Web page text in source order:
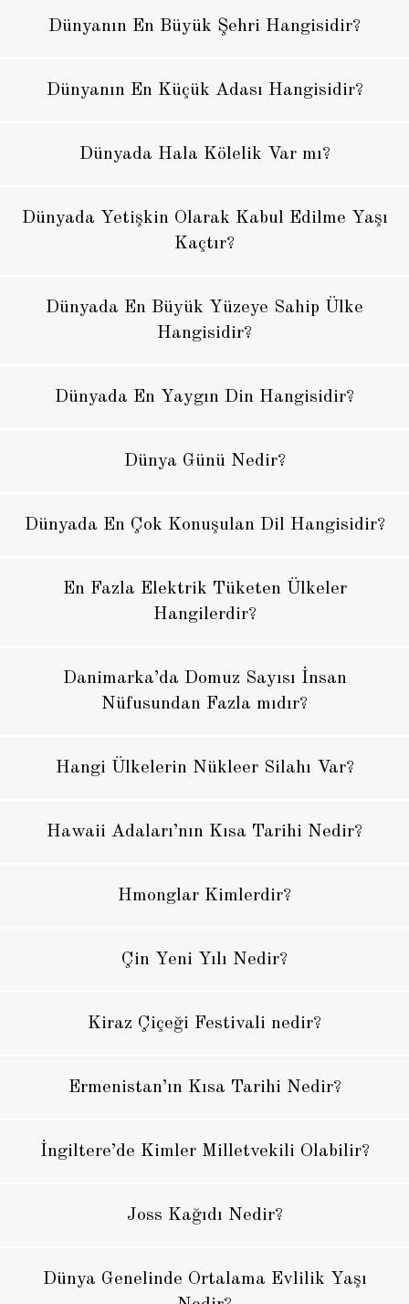
Dünyanın En Büyük Şehri Hangisidir?
Dünyanın En Küçük Adası Hangisidir?
Dünyada Hala Kölelik Var mı?
Dünyada Yetişkin Olarak Kabul Edilme Yaşı
Kaçtır?
Dünyada En Büyük Yüzeye Sahip Ülke
Hangisidir?
Dünyada En Yaygın Din Hangisidir?
Dünya Günü Nedir?
Dünyada En Çok Konuşulan Dil Hangisidir?
En Fazla Elektrik Tüketen Ülkeler
Hangilerdir?
Danimarka’da Domuz Sayısı İnsan
Nüfusundan Fazla mıdır?
Hangi Ülkelerin Nükleer Silahı Var?
Hawaii Adaları’nın Kısa Tarihi Nedir?
Hmonglar Kimlerdir?
Çin Yeni Yılı Nedir?
Kiraz Çiçeği Festivali nedir?
Ermenistan’ın Kısa Tarihi Nedir?
İngiltere’de Kimler Milletvekili Olabilir?
Joss Kağıdı Nedir?
Dünya Genelinde Ortalama Evlilik Yaşı